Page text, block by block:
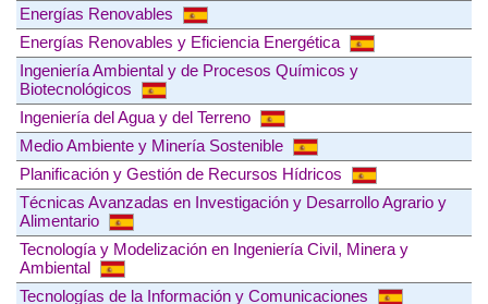
Energías Renovables
Energías Renovables y Eficiencia Energética
Ingeniería Ambiental y de Procesos Químicos y
Biotecnológicos
Ingeniería del Agua y del Terreno
Medio Ambiente y Minería Sostenible
Planificación y Gestión de Recursos Hídricos
Técnicas Avanzadas en Investigación y Desarrollo Agrario y
Alimentario
Tecnología y Modelización en Ingeniería Civil, Minera y
Ambiental
Tecnologías de la Información y Comunicaciones